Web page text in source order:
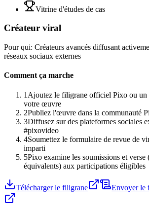
Vitrine d'études de cas
Créateur viral
Pour qui: Créateurs avancés diffusant
réseaux sociaux externes
Comment ça marche
1 Ajoutez le filigrane officiel Pixo ou un
votre œuvre
2Publiez l'œuvre dans la communauté
3Diffusez sur des plateformes sociales
#pixovideo
4Soumettez le formulaire de revue de
imparti
5Pixo examine les soumissions et verse
équivalents) aux participations éligibles
Télécharger le filigrane Envoyer le